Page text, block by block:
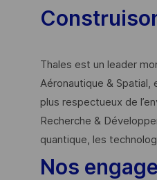
Thales est un leader
Aéronautique &
plus respectueux de
Recherche &
quantique, les
Nos